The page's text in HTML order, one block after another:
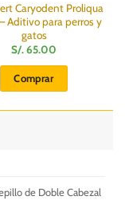
Caryodent Proliqua
Aditivo para perros y
gatos
S/.65.00
Comprar
de Doble Cabezal